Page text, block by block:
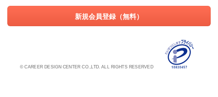
新規会員登録（無料）
© CAREER DESIGN CENTER CO.,LTD. ALL RIGHTS RESERVED